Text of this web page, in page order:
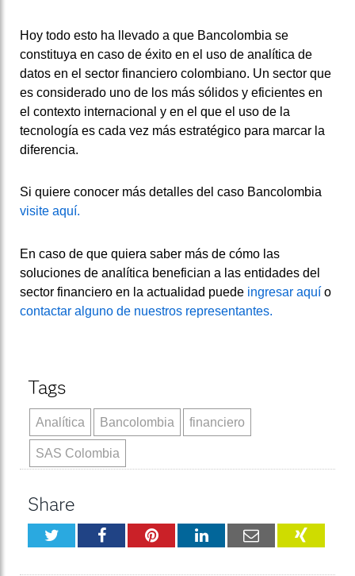
Hoy todo esto ha llevado a que Bancolombia se
constituya en caso de éxito en el uso de analítica de
datos en el sector financiero colombiano. Un sector que
es considerado uno de los más sólidos y eficientes en
el contexto internacional y en el que el uso de la
tecnología es cada vez más estratégico para marcar la
diferencia.
Si quiere conocer más detalles del caso Bancolombia
visite aquí.
En caso de que quiera saber más de cómo las
soluciones de analítica benefician a las entidades del
sector financiero en la actualidad puede ingresar aquí o
contactar alguno de nuestros representantes.
Tags
Analítica Bancolombia financiero
SAS Colombia
Share
TwitterFacebookPinterestLinkedInEmail XING